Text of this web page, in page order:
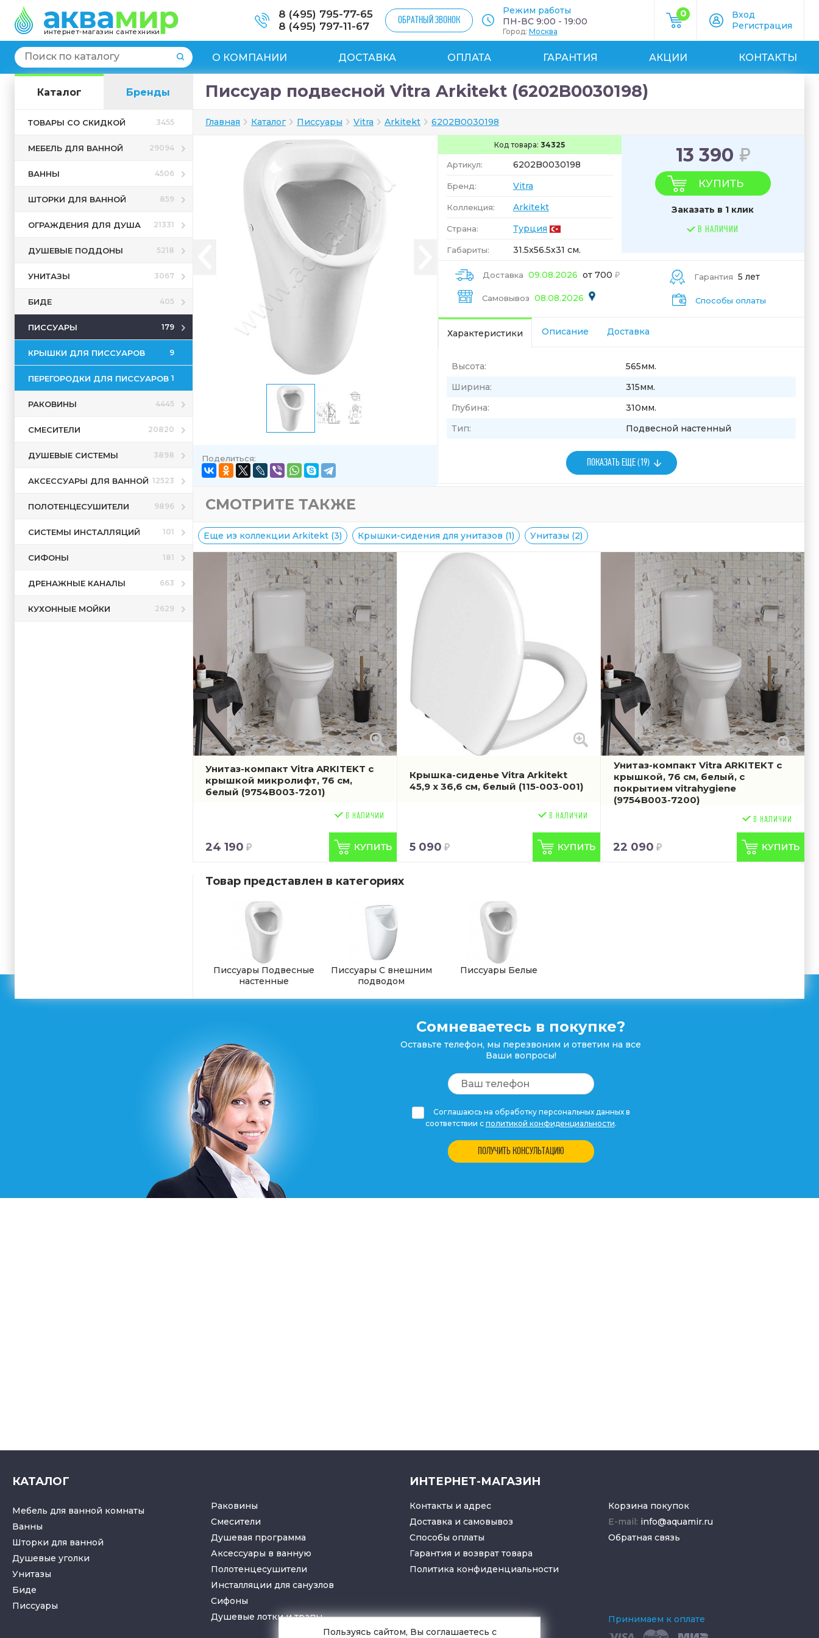
интернет-магазин сантехники
8 (495) 795-77-65
8 (495) 797-11-67
ОБРАТНЫЙ ЗВОНОК
Режим работы
ПН-ВС 9:00 - 19:00
Город: Москва
0
Вход
Регистрация
О КОМПАНИИ ДОСТАВКА ОПЛАТА ГАРАНТИЯ АКЦИИ КОНТАКТЫ
Каталог Бренды
ТОВАРЫ СО СКИДКОЙ 3455
МЕБЕЛЬ ДЛЯ ВАННОЙ 29094
ВАННЫ 4506
ШТОРКИ ДЛЯ ВАННОЙ 859
ОГРАЖДЕНИЯ ДЛЯ ДУША 21331
ДУШЕВЫЕ ПОДДОНЫ 5218
УНИТАЗЫ 3067
БИДЕ 405
ПИССУАРЫ 179
КРЫШКИ ДЛЯ ПИССУАРОВ 9
ПЕРЕГОРОДКИ ДЛЯ ПИССУАРОВ 1
РАКОВИНЫ 4445
СМЕСИТЕЛИ 20820
ДУШЕВЫЕ СИСТЕМЫ 3898
АКСЕССУАРЫ ДЛЯ ВАННОЙ 12523
ПОЛОТЕНЦЕСУШИТЕЛИ 9896
СИСТЕМЫ ИНСТАЛЛЯЦИЙ 101
СИФОНЫ 181
ДРЕНАЖНЫЕ КАНАЛЫ 663
КУХОННЫЕ МОЙКИ 2629
Писсуар подвесной Vitra Arkitekt (6202B0030198)
Главная Каталог Писсуары Vitra Arkitekt 6202B0030198
Поделиться:
Код товара:34325
Артикул: 6202B0030198
Бренд: Vitra
Коллекция: Arkitekt
Страна: Турция
Габариты: 31.5x56.5x31 см.
13 390
КУПИТЬ
Заказать в 1 клик
В НАЛИЧИИ
Доставка 09.08.2026 от 700
Самовывоз 08.08.2026
Гарантия 5 лет
Способы оплаты
Характеристики Описание Доставка
Высота:
565мм.
Ширина:
315мм.
Глубина:
310мм.
Тип:
Подвесной настенный
ПОКАЗАТЬ ЕЩЕ (19)
СМОТРИТЕ ТАКЖЕ
Еще из коллекции Arkitekt (3) Крышки-сидения для унитазов (1) Унитазы (2)
Унитаз-компакт Vitra ARKITEKT с
крышкой микролифт, 76 см,
белый (9754B003-7201)
24 190
Крышка-сиденье Vitra Arkitekt
45,9 x 36,6 см, белый (115-003-001)
5 090
Унитаз-компакт Vitra ARKITEKT с
крышкой, 76 см, белый, с
покрытием vitrahygiene
(9754B003-7200)
22 090
Товар представлен в категориях
Писсуары Подвесные
настенные
Писсуары С внешним
подводом
Писсуары Белые
Сомневаетесь в покупке?
Оставьте телефон, мы перезвоним и ответим на все
Ваши вопросы!
Соглашаюсь на обработку персональных данных в
соответствии с политикой конфиденциальности.
ПОЛУЧИТЬ КОНСУЛЬТАЦИЮ
КАТАЛОГ
Мебель для ванной комнаты
Ванны
Шторки для ванной
Душевые уголки
Унитазы
Биде
Писсуары
Раковины
Смесители
Душевая программа
Аксессуары в ванную
Полотенцесушители
Инсталляции для санузлов
Cифоны
Душевые лоткиитрапы
ИНТЕРНЕТ-МАГАЗИН
Контакты и адрес
Доставка и самовывоз
Способы оплаты
Гарантия и возврат товара
Политика конфиденциальности
Корзина покупок
E-mail: info@aquamir.ru
Обратная связь
Принимаем к оплате
Пользуясь сайтом, Вы соглашаетесь с